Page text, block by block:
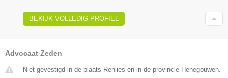
BEKIJK VOLLEDIG PROFIEL
Advocaat Zeden
Niet gevestigd in de plaats Renlies en in de provincie Henegouwen.